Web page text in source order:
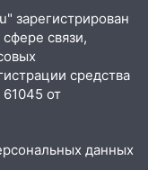
зарегистрирован
связи,
средства
от
данных